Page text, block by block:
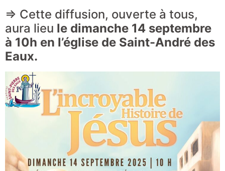
=> Cette diffusion, ouverte à tous,
aura lieu le dimanche 14 septembre
à 10h en l’église de Saint-André des
Eaux.